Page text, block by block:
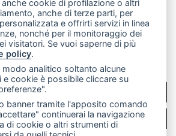
policy
sui cookie
SCRIVICI
LA TUA PUBBLICITÀ
cookie di profilazione o altri
anche di terze parti, per
e offrirti servizi in linea
nonché per il monitoraggio dei
visitatori. Se vuoi saperne di più
policy.
modo analitico soltanto alcune
e cookie è possibile cliccare su
banner tramite l'apposito comando
continuerai la navigazione
di cookie o altri strumenti di